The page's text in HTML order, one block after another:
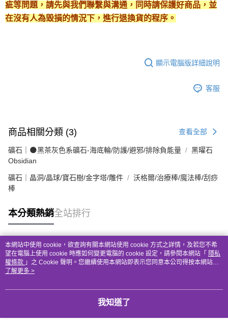
疵等問題，請先與我們聯繫與溝通，同時請保護好商品，並
在沒有人為毀損的情況下，進行退換貨的程序。
顯示電腦版詳細說明
客服
商品相關分類 (3) 查看全部
礦石｜🌑黑茶灰色系礦石-海底輪/防護/避邪/排除負能量
黑曜石
Obsidian
礦石｜晶洞/晶球/寶石樹/金字塔/雕件
沃格爾/治療棒/魔法棒/刮痧
棒
本分類熱銷全站排行
熱門標籤
本網站中使用 cookie，欲查詢有關本網站使用 cookie 方式之詳情，及若您不希
望在電腦上使用 cookie 時應如何變更電腦的 cookie 設定，請參閱本網站「 隱私
權條款 」之 Cookie 聲明。您繼續使用本網站即表示您同意本公司得按本網站使
用條款之 Cookie 聲明使用 cookie。
了解更多 >
我知道了